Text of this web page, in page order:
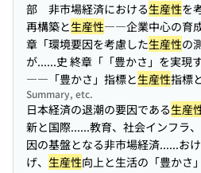
部 非市場経済における生産性を
再構築と生産性――企業中心の育
章「環境要因を考慮した生産性の
が......史 終章「「豊かさ」を実現
――「豊かさ」指標と生産性指標
Summary, etc.
日本経済の退潮の要因である生産
新と国際......教育、社会インフラ、
因の基盤となる非市場経済......お
げ、 生産性向上と生活の「豊かさ